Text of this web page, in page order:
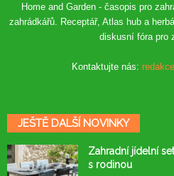
Home and Garden - časopis pro
zahrádkářů. Receptář, Atlas hub a
diskusní fóra pro
Kontaktujte nás:
JEŠTĚ DALŠÍ NOVINKY
Zahradní jídelní
s rodinou